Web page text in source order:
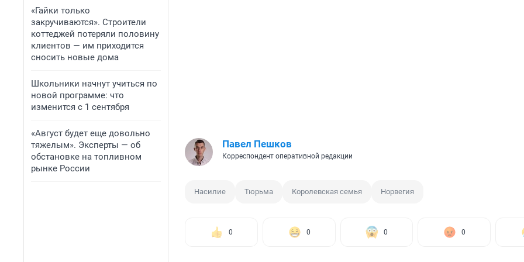
«Гайки только
закручиваются». Строители
коттеджей потеряли половину
клиентов — им приходится
сносить новые дома
Школьники начнут учиться по
новой программе: что
изменится с 1 сентября
«Август будет еще довольно
тяжелым». Эксперты — об
обстановке на топливном
рынке России
Павел Пешков
Корреспондент оперативной редакции
Насилие Тюрьма Королевская семья Норвегия
0 0 0 0